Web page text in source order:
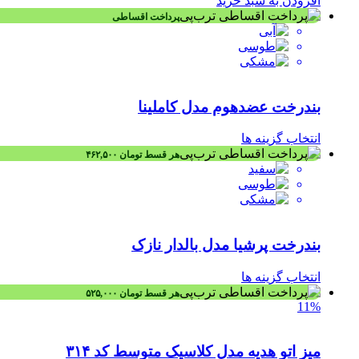
پرداخت اقساطی
بندرخت عضدهوم مدل کاملینا
انتخاب گزینه ها
هر قسطتومان
بندرخت پرشیا مدل بالدار نازک
انتخاب گزینه ها
هر قسطتومان
11%
میز اتو هدیه مدل کلاسیک متوسط کد ۳۱۴